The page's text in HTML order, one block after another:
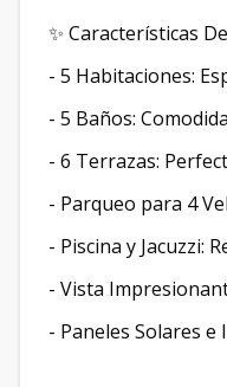
✨ Características
- 5 Habitaciones:
- 5 Baños:
- 6 Terrazas:
- Parqueo para 4
- Piscina y Jacuzzi:
- Vista
- Paneles Solares